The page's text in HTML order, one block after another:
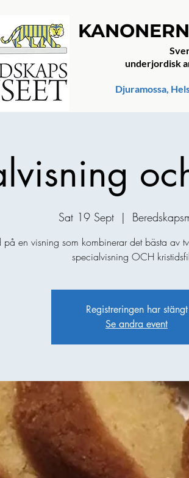
underjordisk
Djuramossa,
Sat 19 Sept
  |
på en visning som kombinerar det bästa av
specialvisning OCH
Registreringen har stängt
Se andra event